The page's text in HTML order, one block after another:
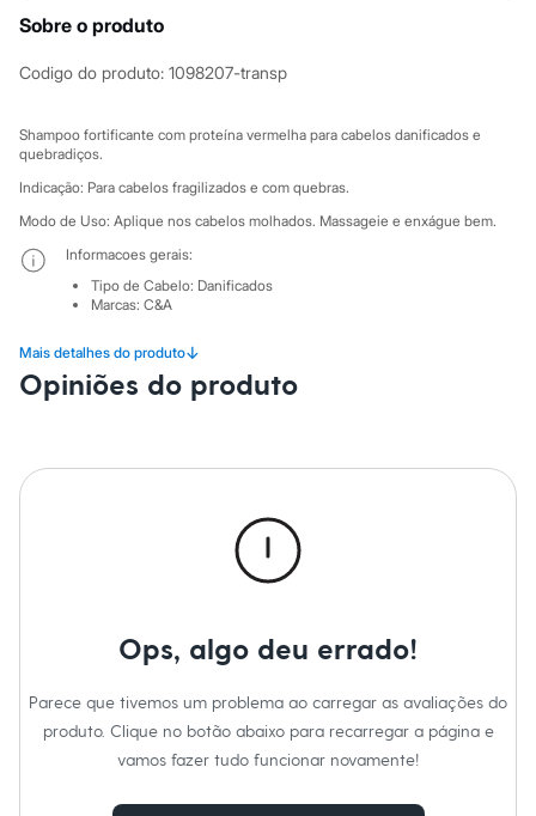
Relógios
Botas
Sandálias
Sapatilhas
Tênis
Marcas
City
Clock House
Mindset
Sawary
Yessica
Acessórios
Blusas
Calçados
Moda íntima
Saídas de praia
Personagens
Plus size
Blusas e Camisetas
Sobre o produto
Codigo do produto: 1098207-transp
Shampoo fortificante com proteína vermelha para cabelos danificados e
quebradiços.
Indicação: Para cabelos fragilizados e com quebras.
Modo de Uso: Aplique nos cabelos molhados. Massageie e enxágue bem.
Mais detalhes do produto↓
Informacoes gerais:
Tipo de Cabelo: Danificados
Marcas: C&A
Opiniões do produto
Ops, algo deu errado!
Parece que tivemos um problema ao carregar as avaliações do
produto. Clique no botão abaixo para recarregar a página e
vamos fazer tudo funcionar novamente!